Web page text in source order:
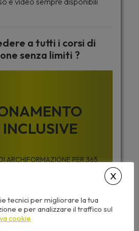
a tutti i corsi di
senza limiti ?
ARCHIFORMAZIONE PER 365
199,00€
tecnici per migliorare la tua
e per analizzare il traffico sul
cookie